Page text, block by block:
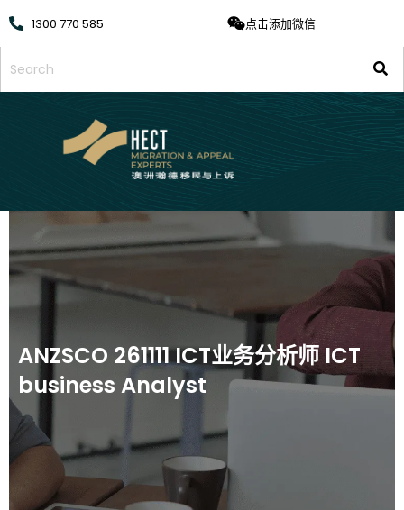
1300 770 585 点击添加微信
ANZSCO 261111 ICT业务分析师 ICT
business Analyst